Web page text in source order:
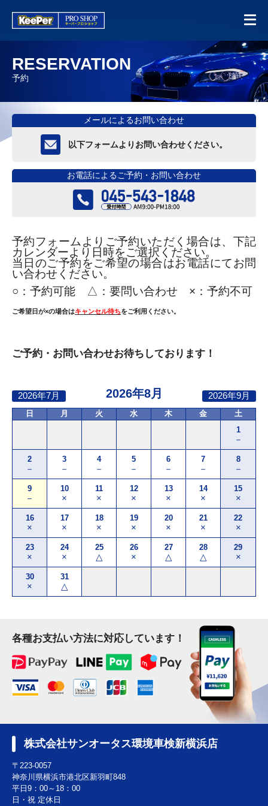
RESERVATION
予約
メールによるお問い合わせ
以下フォームよりお問い合わせください。
お電話によるご予約・お問い合わせ
予約フォームよりご予約いただく場合は、下記
カレンダーより日時をご選択ください。
当日のご予約をご希望の場合はお電話にてお問
い合わせください。
○： 予約可能 △：要問い合わせ ×：予約不可
ご希望日が×の場合はキャンセル待ちをご利用ください。
ご予約・お問い合わせお待ちしております！
2026年8月
日 月 火 水 木 金
土
1
－
2
－
3
－
4
－
5
－
6
－
7
－
8
－
9
－
10
×
11
×
12
×
13
×
14
×
15
×
16
×
17
×
18
×
19
×
20
×
21
×
22
×
23
×
24
×
25
△
26
×
27
△
28
△
29
×
30
×
31
△
2026年7月 2026年9月
各種お支払い方法に対応しています！
株式会社サンオータス環境車検新横浜店
〒223-0057
神奈川県横浜市港北区新羽町848
平日9：00～18：00
日・祝 定休日